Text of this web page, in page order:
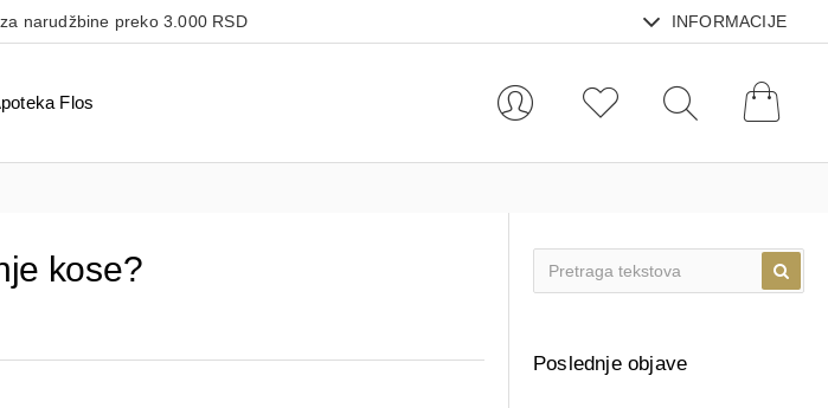
narudžbine preko 3.000 RSD INFORMACIJE
kose?
Poslednje objave